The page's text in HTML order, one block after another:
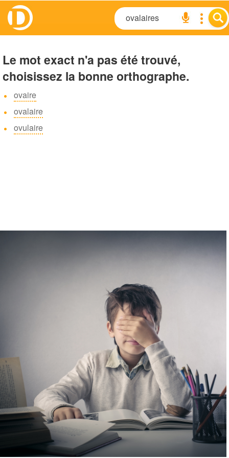
Le mot exact n'a pas été trouvé,
choisissez la bonne orthographe.
ovaire
ovalaire
ovulaire